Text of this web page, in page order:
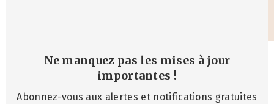
Ne manquez pas les mises à jour
importantes !
Abonnez-vous aux alertes et notifications gratuites